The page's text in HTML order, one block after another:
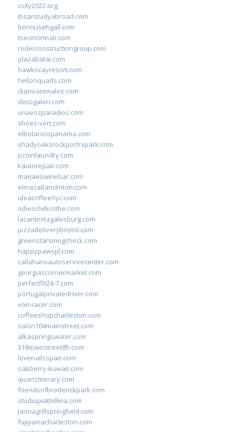
csity2022.org
ibsarstudyabroad.com
bennusehgall.com
tsecincinnati.com
roderconstructiongroup.com
plazabatai.com
hawkscayresort.com
hellonquads.com
diarioanimales.com
decogaleri.com
unavozparadios.com
shoes-vert.com
elbotanicopanama.com
shadyoaksrockportrvpark.com
jccoinlaundry.com
kautorepair.com
marjaeswinebar.com
elmazatlanclinton.com
ideacoffeenyc.com
odieschillicothe.com
lacantinitagalesburg.com
pizzadeliverybristol.com
greenstarsmogcheck.com
happypawspl.com
callahansautoservicecenter.com
georgiascornermarket.com
perfectfit24-7.com
portugalprivatedriver.com
von-racer.com
coffeeshopcharleston.com
salon104mainstreet.com
alkaspringswater.com
318mainstreet8h.com
lovenailsspari.com
oakberry-kuwait.com
quartzliterary.com
friendsofbroderickpark.com
studiopiattellina.com
jannagrillspringfield.com
fujiyamacharleston.com